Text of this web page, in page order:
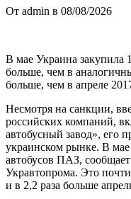
От admin в 08/08/2026
В мае Украина закупила
больше, чем в
больше, чем в апреле
Несмотря на санкции,
российских компаний,
автобусный завод», его
украинском рынке. В
автобусов ПАЗ,
Укравтопрома. Это
и в 2,2 раза больше